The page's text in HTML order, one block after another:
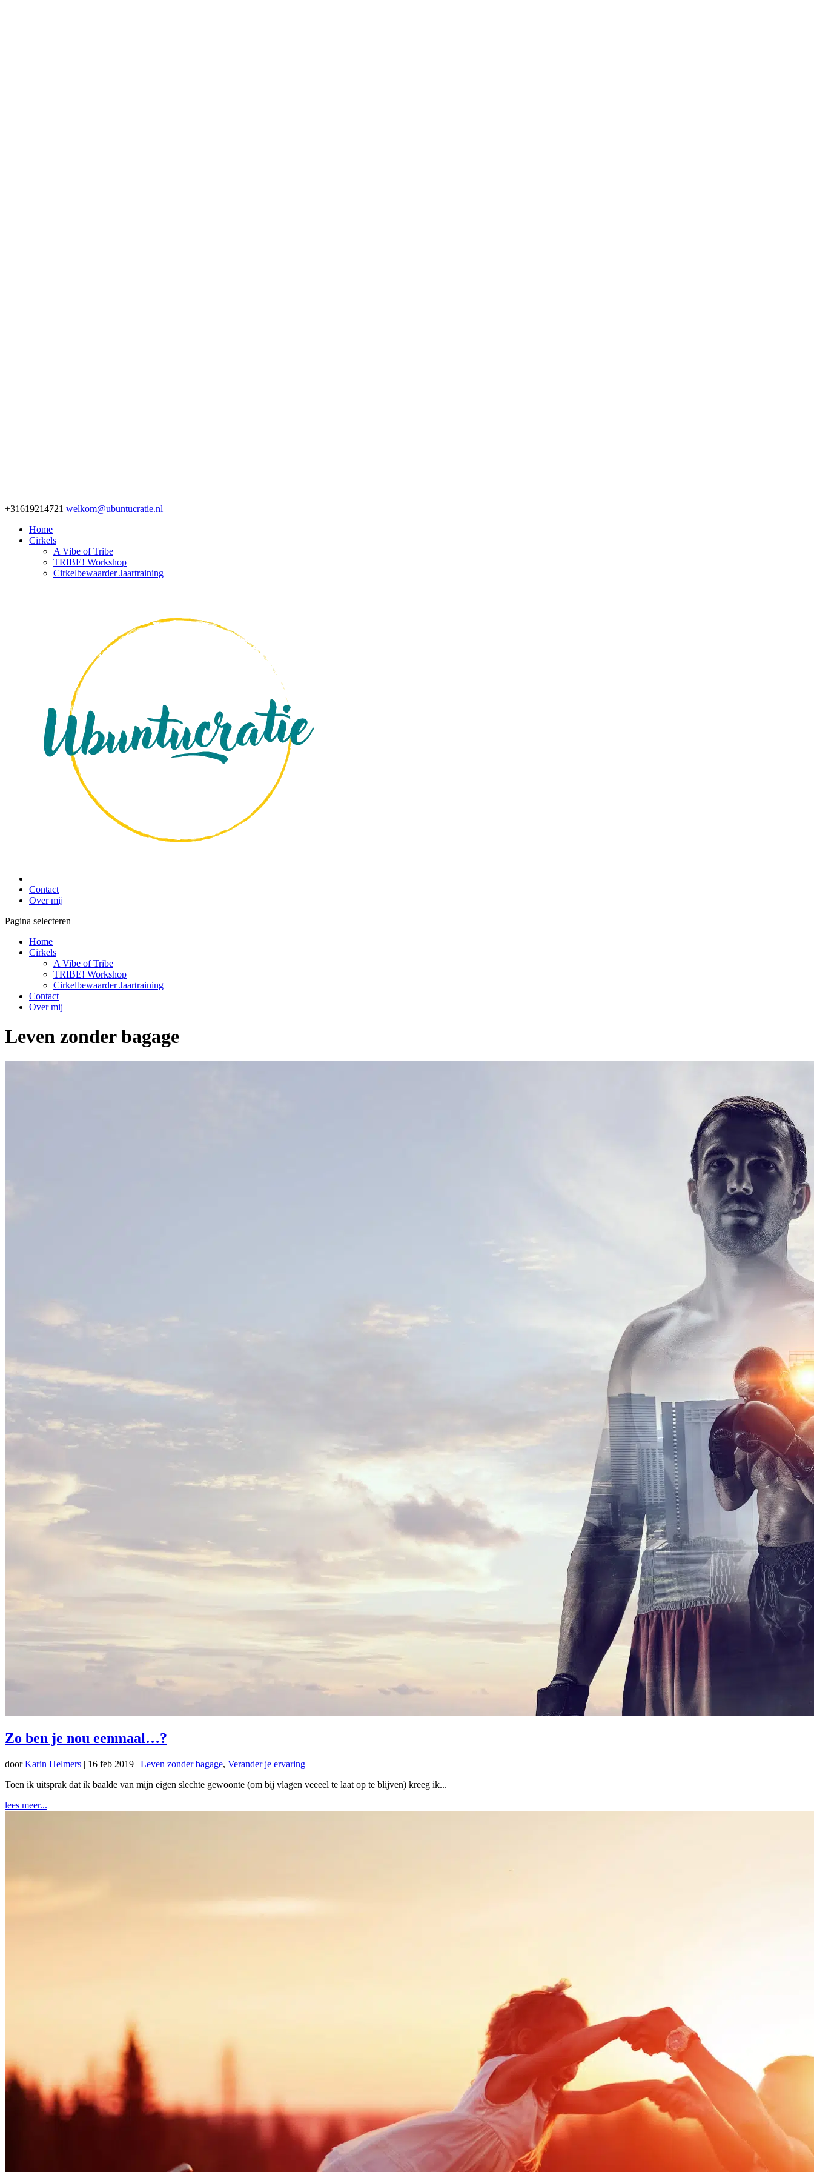
+31619214721 welkom@ubuntucratie.nl
Home
Cirkels
A Vibe of Tribe
TRIBE! Workshop
Cirkelbewaarder Jaartraining
Contact
Over mij
Pagina selecteren
Home
Cirkels
A Vibe of Tribe
TRIBE! Workshop
Cirkelbewaarder Jaartraining
Contact
Over mij
Leven zonder bagage
Zo ben je nou eenmaal…?
doorKarin Helmers | 16 feb 2019 | Leven zonder bagage, Verander je ervaring
Toen ik uitsprak dat ik baalde van mijn eigen slechte gewoonte (om bij vlagen veeeel te laat op te blijven) kreeg ik...
lees meer...